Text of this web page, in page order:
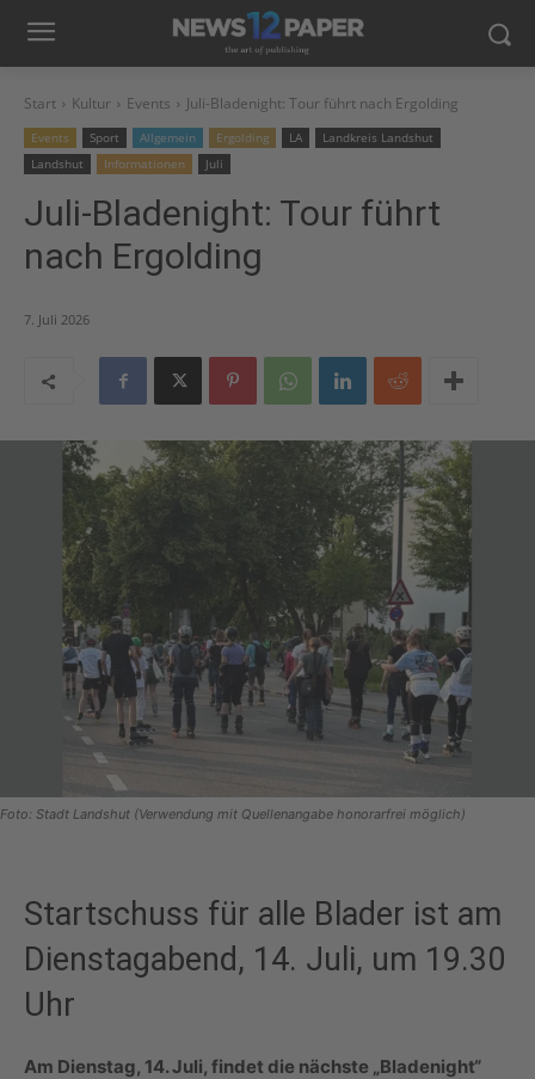
Start Kultur Events Juli-Bladenight: Tour führt nach Ergolding
Events Sport Allgemein Ergolding LA
Landkreis Landshut
Landshut
Informationen Juli
Juli-Bladenight: Tour führt
nach Ergolding
7. Juli 2026
Foto: Stadt Landshut (Verwendung mit Quellenangabe honorarfrei möglich)
Startschuss für alle Blader ist am
Dienstagabend, 14. Juli, um 19.30
Uhr
Am Dienstag, 14. Juli, findet die nächste „Bladenight“